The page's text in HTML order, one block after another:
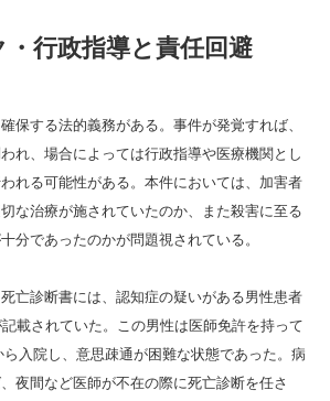
行政指導と責任回避
保する法的義務がある。事件が発覚すれば、
れ、場合によっては行政指導や医療機関とし
れる可能性がある。本件においては、加害者
な治療が施されていたのか、また殺害に至る
分であったのかが問題視されている。
亡診断書には、認知症の疑いがある男性患者
記載されていた。この男性は医師免許を持って
入院し、意思疎通が困難な状態であった。病
夜間など医師が不在の際に死亡診断を任さ